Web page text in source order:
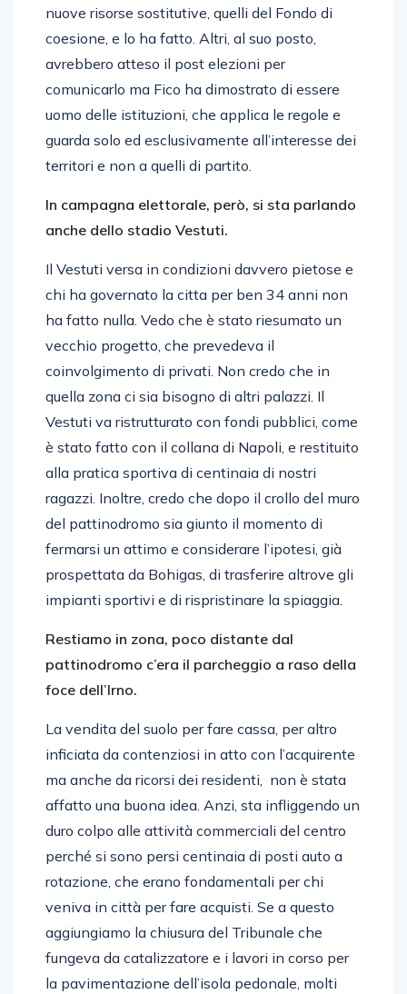
nuove risorse sostitutive, quelli del Fondo di
coesione, e lo ha fatto. Altri, al suo posto,
avrebbero atteso il post elezioni per
comunicarlo ma Fico ha dimostrato di essere
uomo delle istituzioni, che applica le regole e
guarda solo ed esclusivamente all’interesse dei
territori e non a quelli di partito.
In campagna elettorale, però, si sta parlando
anche dello stadio Vestuti.
Il Vestuti versa in condizioni davvero pietose e
chi ha governato la citta per ben 34 anni non
ha fatto nulla. Vedo che è stato riesumato un
vecchio progetto, che prevedeva il
coinvolgimento di privati. Non credo che in
quella zona ci sia bisogno di altri palazzi. Il
Vestuti va ristrutturato con fondi pubblici, come
è stato fatto con il collana di Napoli, e restituito
alla pratica sportiva di centinaia di nostri
ragazzi. Inoltre, credo che dopo il crollo del muro
del pattinodromo sia giunto il momento di
fermarsi un attimo e considerare l’ipotesi, già
prospettata da Bohigas, di trasferire altrove gli
impianti sportivi e di rispristinare la spiaggia.
Restiamo in zona, poco distante dal
pattinodromo c’era il parcheggio a raso della
foce dell’Irno.
La vendita del suolo per fare cassa, per altro
inficiata da contenziosi in atto con l’acquirente
ma anche da ricorsi dei residenti, non è stata
affatto una buona idea. Anzi, sta infliggendo un
duro colpo alle attività commerciali del centro
perché si sono persi centinaia di posti auto a
rotazione, che erano fondamentali per chi
veniva in città per fare acquisti. Se a questo
aggiungiamo la chiusura del Tribunale che
fungeva da catalizzatore e i lavori in corso per
la pavimentazione dell’isola pedonale, molti